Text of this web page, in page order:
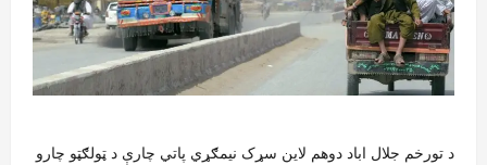
د تورخم جلال اباد دوهم لاین سړک نیمګړي پاتي چارې د ټولګټو چارو